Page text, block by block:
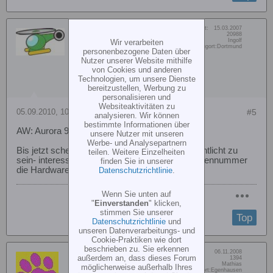
RC-Heli TEAM
Dabei seit:
15.03.2007
20988
Ingolf
Wohn/Flugort: Dortmund
#5
05.09.2010, 10:45
AW: Aurora 9 - Hardware ßnderungen ?
Bis jetzt scheinen nur die Infos zur 1.07 veröffentlicht zu
sein- interessant wäre eine Info ab welcher Seriennummer
die Hardware- ßnderungen gemacht wurden ..
Top
Tiger996
matzesmodellshop.de
Dabei seit:
06.11.2008
Beiträge:
1394
Vorname:
Mathias
Wohn/Flugort: Egenhausen
Wir verarbeiten
personenbezogene Daten über
Nutzer unserer Website mithilfe
von Cookies und anderen
Technologien, um unsere Dienste
bereitzustellen, Werbung zu
personalisieren und
Websiteaktivitäten zu
analysieren. Wir können
bestimmte Informationen über
unsere Nutzer mit unseren
Werbe- und Analysepartnern
teilen. Weitere Einzelheiten
finden Sie in unserer
Datenschutzrichtlinie.
Wenn Sie unten auf
" Einverstanden" klicken,
stimmen Sie unserer
Datenschutzrichtlinie und
unseren Datenverarbeitungs- und
Cookie-Praktiken wie dort
beschrieben zu. Sie erkennen
außerdem an, dass dieses Forum
möglicherweise außerhalb Ihres